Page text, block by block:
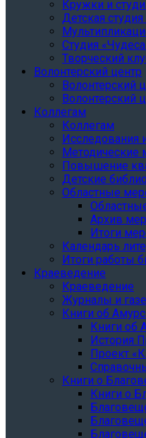
Кружки и
Детская
Студия
Творческий
Волонтерский центр
Волонтерский
Волонтерский
Коллегам
Коллегам
Исследования
Методические
Повышение
Детские
Областные
Архив
Итоги
Календарь
Итоги работы
Краеведение
Краеведение
Журналы и
Книги об
Книги об
История
Проект
Книги о
Книги о